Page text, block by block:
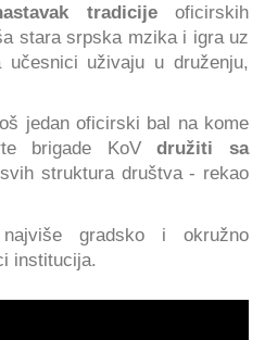
tradicijeoficirskih
stara srpska mzika i igra uz
uživaju u druženju,
jedan oficirski bal na kome
brigade KoVdružiti sa
struktura društva - rekao
gradsko i okružno
institucija.